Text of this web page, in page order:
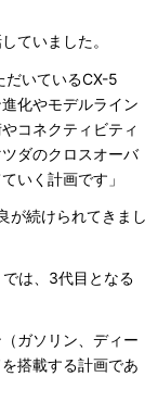
ていました。
いているCX-5
化やモデルライン
コネクティビティ
ダのクロスオーバ
いく計画です」
続けられてきまし
は、3代目となる
ガソリン、ディー
搭載する計画であ